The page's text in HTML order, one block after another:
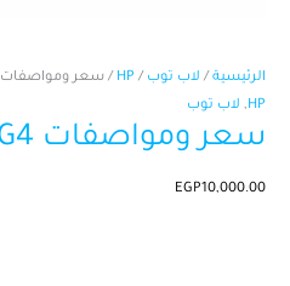
الرئيسية / لاب توب /
HP / سعر ومواصفات HP Zbook G4
HP
, لاب توب
سعر ومواصفات HP Zbook G4
EGP10,000.00
كمية
سعر
ومواصفات
Zbook